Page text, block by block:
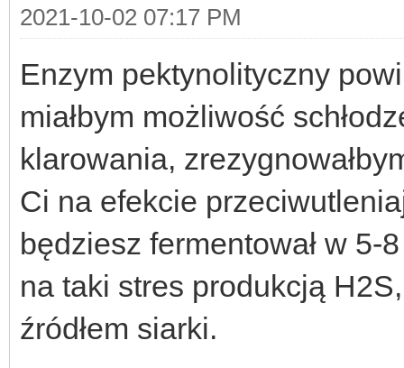
2021-10-02 07:17 PM
Enzym pektynolityczny
miałbym możliwość
klarowania,
Ci na efekcie
będziesz fermentował w
na taki stres produkcją
źródłem siarki.